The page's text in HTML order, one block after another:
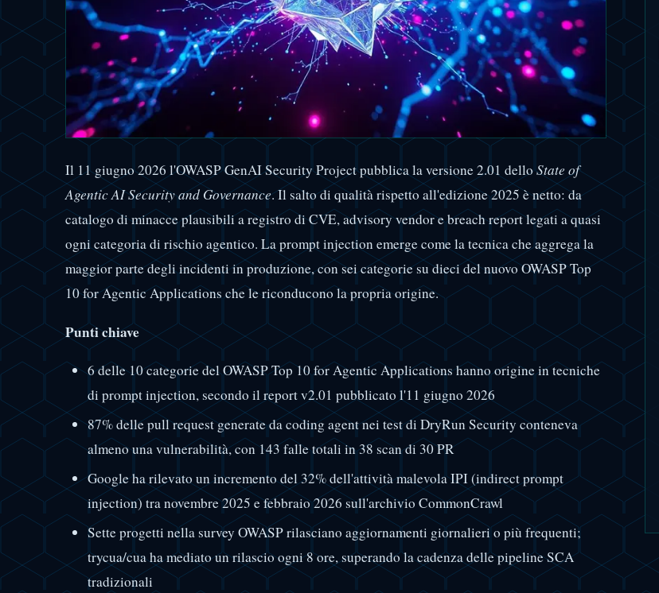
Il 11 giugno 2026 l'OWASP GenAI Security Project pubblica la versione 2.01 delloState of
Agentic AI Security and Governance. Il salto di qualità rispetto all'edizione 2025 è netto: da
catalogo di minacce plausibili a registro di CVE, advisory vendor e breach report legati a quasi
ogni categoria di rischio agentico. La prompt injection emerge come la tecnica che aggrega la
maggior parte degli incidenti in produzione, con sei categorie su dieci del nuovo OWASP Top
10 for Agentic Applications che le riconducono la propria origine.
Punti chiave
6 delle 10 categorie del OWASP Top 10 for Agentic Applications hanno origine in tecniche
di prompt injection, secondo il report v2.01 pubblicato l'11 giugno 2026
87% delle pull request generate da coding agent nei test di DryRun Security conteneva
almeno una vulnerabilità, con 143 falle totali in 38 scan di 30 PR
Google ha rilevato un incremento del 32% dell'attività malevola IPI (indirect prompt
injection) tra novembre 2025 e febbraio 2026 sull'archivio CommonCrawl
Sette progetti nella survey OWASP rilasciano aggiornamenti giornalieri o più frequenti;
trycua/cua ha mediato un rilascio ogni 8 ore, superando la cadenza delle pipeline SCA
tradizionali